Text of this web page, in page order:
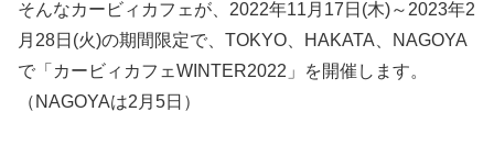
そんなカービィカフェが、2022年11月17日(木)～2023年2
月28日(火)の期間限定で、TOKYO、HAKATA、NAGOYA
で「カービィカフェWINTER2022」を開催します。
（NAGOYAは2月5日）